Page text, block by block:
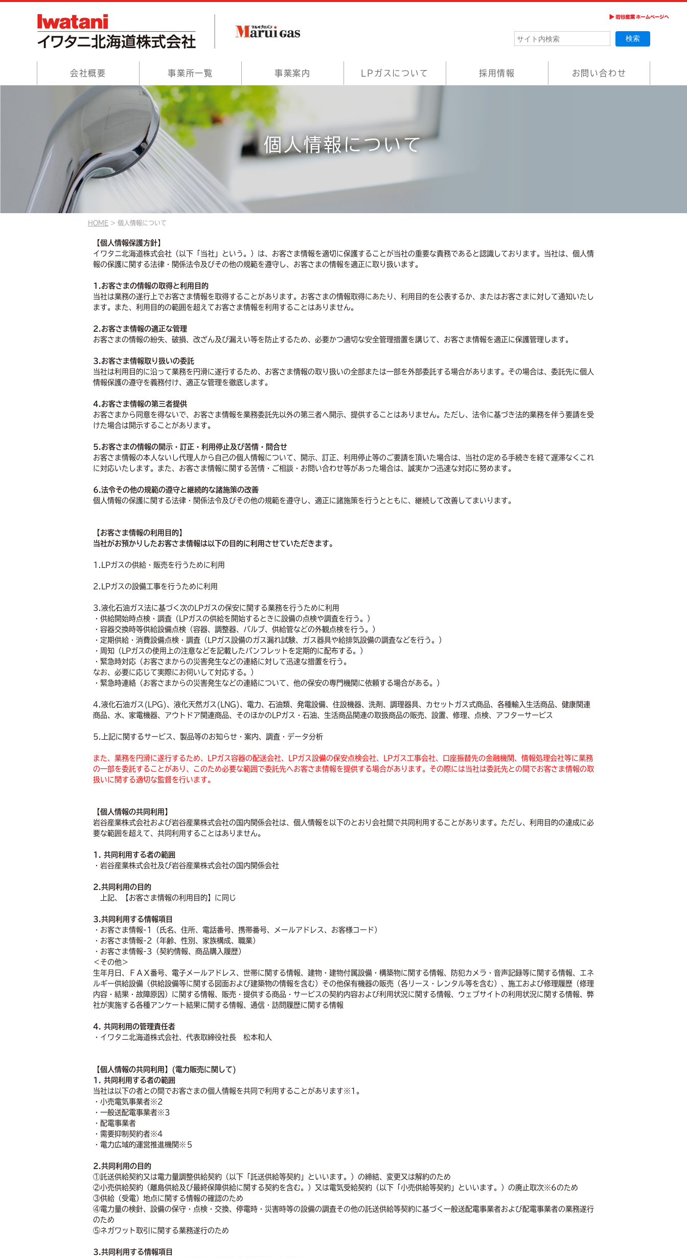
会社概要 事業所一覧 事業案内 LPガスについて 採用情報 お問い合わせ
個人情報について
HOME 個人情報について
【個人情報保護方針】
イワタニ北海道株式会社（以下「当社」という。）は、お客さま情報を適切に保護することが当社の重要な責務であると認識しております。当社は、個人情
報の保護に関する法律・関係法令及びその他の規範を遵守し、お客さまの情報を適正に取り扱います。
1.お客さまの情報の取得と利用目的
当社は業務の遂行上でお客さま情報を取得することがあります。お客さまの情報取得にあたり、利用目的を公表するか、またはお客さまに対して通知いたし
ます。また、利用目的の範囲を超えてお客さま情報を利用することはありません。
2.お客さま情報の適正な管理
お客さまの情報の紛失、破損、改ざん及び漏えい等を防止するため、必要かつ適切な安全管理措置を講じて、お客さま情報を適正に保護管理します。
3.お客さま情報取り扱いの委託
当社は利用目的に沿って業務を円滑に遂行するため、お客さま情報の取り扱いの全部または一部を外部委託する場合があります。その場合は、委託先に個人
情報保護の遵守を義務付け、適正な管理を徹底します。
4.お客さま情報の第三者提供
お客さまから同意を得ないで、お客さま情報を業務委託先以外の第三者へ開示、提供することはありません。ただし、法令に基づき法的業務を伴う要請を受
けた場合は開示することがあります。
5.お客さまの情報の開示・訂正・利用停止及び苦情・問合せ
お客さま情報の本人ないし代理人から自己の個人情報について、開示、訂正、利用停止等のご要請を頂いた場合は、当社の定める手続きを経て遅滞なくこれ
に対応いたします。また、お客さま情報に関する苦情・ご相談・お問い合わせ等があった場合は、誠実かつ迅速な対応に努めます。
6.法令その他の規範の遵守と継続的な諸施策の改善
個人情報の保護に関する法律・関係法令及びその他の規範を遵守し、適正に諸施策を行うとともに、継続して改善してまいります。
【お客さま情報の利用目的】
当社がお預かりしたお客さま情報は以下の目的に利用させていただきます。
1.LPガスの供給・販売を行うために利用
2.LPガスの設備工事を行うために利用
3.液化石油ガス法に基づく次のLPガスの保安に関する業務を行うために利用
・供給開始時点検・調査（LPガスの供給を開始するときに設備の点検や調査を行う。）
・容器交換時等供給設備点検（容器、調整器、バルブ、供給管などの外観点検を行う。）
・定期供給・消費設備点検・調査（LPガス設備のガス漏れ試験、ガス器具や給排気設備の調査などを行う。）
・周知（LPガスの使用上の注意などを記載したパンフレットを定期的に配布する。）
・緊急時対応（お客さまからの災害発生などの連絡に対して迅速な措置を行う。
なお、必要に応じて実際にお伺いして対応する。）
・緊急時連絡（お客さまからの災害発生などの連絡について、他の保安の専門機関に依頼する場合がある。）
4.液化石油ガス(LPG)、液化天然ガス(LNG)、電力、石油類、発電設備、住設機器、洗剤、調理器具、カセットガス式商品、各種輸入生活商品、健康関連
商品、水、家電機器、アウトドア関連商品、そのほかのLPガス・石油、生活商品関連の取扱商品の販売、設置、修理、点検、アフターサービス
5.上記に関するサービス、製品等のお知らせ・案内、調査・データ分析
また、業務を円滑に遂行するため、LPガス容器の配送会社、LPガス設備の保安点検会社、LPガス工事会社、口座振替先の金融機関、情報処理会社等に業務
の一部を委託することがあり、このため必要な範囲で委託先へお客さま情報を提供する場合があります。その際には当社は委託先との間でお客さま情報の取
扱いに関する適切な監督を行います。
【個人情報の共同利用】
岩谷産業株式会社および岩谷産業株式会社の国内関係会社は、個人情報を以下のとおり会社間で共同利用することがあります。ただし、利用目的の達成に必
要な範囲を超えて、共同利用することはありません。
1. 共同利用する者の範囲
・岩谷産業株式会社及び岩谷産業株式会社の国内関係会社
2.共同利用の目的
上記、【お客さま情報の利用目的】に同じ
3.共同利用する情報項目
・お客さま情報-1（氏名、住所、電話番号、携帯番号、メールアドレス、お客様コード）
・お客さま情報-2（年齢、性別、家族構成、職業）
・お客さま情報-3（契約情報、商品購入履歴）
＜その他＞
生年月日、ＦＡＸ番号、電子メールアドレス、世帯に関する情報、建物・建物付属設備・構築物に関する情報、防犯カメラ・音声記録等に関する情報、エネ
ルギー供給設備（供給設備等に関する図面および建築物の情報を含む）その他保有機器の販売（各リース・レンタル等を含む）、施工および修理履歴（修理
内容・結果・故障原因）に関する情報、販売・提供する商品・サービスの契約内容および利用状況に関する情報、ウェブサイトの利用状況に関する情報、弊
社が実施する各種アンケート結果に関する情報、通信・訪問履歴に関する情報
4. 共同利用の管理責任者
・イワタニ北海道株式会社、代表取締役社長 松本和人
【個人情報の共同利用】(電力販売に関して)
1. 共同利用する者の範囲
当社は以下の者との間でお客さまの個人情報を共同で利用することがあります※1。
・小売電気事業者※2
・一般送配電事業者※3
・配電事業者
・需要抑制契約者※4
・電力広域的運営推進機関※５
2.共同利用の目的
①託送供給契約又は電力量調整供給契約（以下「託送供給等契約」といいます。）の締結、変更又は解約のため
②小売供給契約（離島供給及び最終保障供給に関する契約を含む。）又は電気受給契約（以下「小売供給等契約」といいます。）の廃止取次※6のため
③供給（受電）地点に関する情報の確認のため
④電力量の検針、設備の保守・点検・交換、停電時・災害時等の設備の調査その他の託送供給等契約に基づく一般送配電事業者および配電事業者の業務遂行
のため
⑤ネガワット取引に関する業務遂行のため
3.共同利用する情報項目